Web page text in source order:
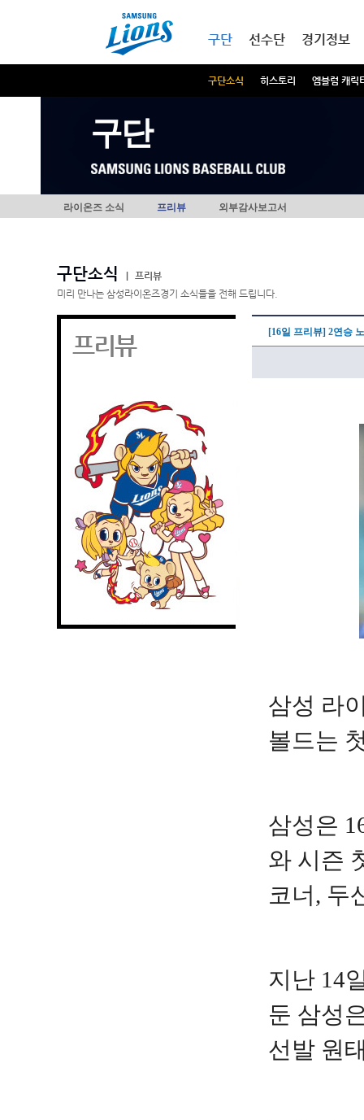
구단
구단소식 히스토리 엠블럼 캐릭
선수단 경기정보
구단
라이온즈 소식 프리뷰 외부감사보고서
구단소식
프리뷰
미리 만나는 삼성라이온즈경기 소식들을 전해 드립니다.
프리뷰 [16일 프리뷰] 2연승
삼성 라
볼드는
삼성은
와 시즌
코너, 두
지난 14
둔 삼성
선발 원